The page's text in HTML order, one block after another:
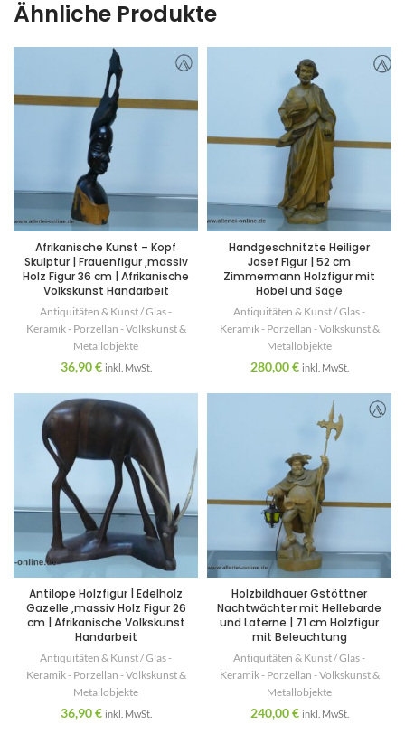
Ähnliche Produkte
Afrikanische Kunst – Kopf
Skulptur | Frauenfigur ,massiv
Holz Figur 36 cm | Afrikanische
Volkskunst Handarbeit
Antiquitäten & Kunst / Glas -
Keramik - Porzellan - Volkskunst &
Metallobjekte
36,90€ inkl. MwSt.
Handgeschnitzte Heiliger
Josef Figur | 52 cm
Zimmermann Holzfigur mit
Hobel und Säge
Antiquitäten & Kunst / Glas -
Keramik - Porzellan - Volkskunst &
Metallobjekte
280,00€ inkl. MwSt.
Antilope Holzfigur | Edelholz
Gazelle ,massiv Holz Figur 26
cm | Afrikanische Volkskunst
Handarbeit
Antiquitäten & Kunst / Glas -
Keramik - Porzellan - Volkskunst &
Metallobjekte
36,90€ inkl. MwSt.
Holzbildhauer Gstöttner
Nachtwächter mit Hellebarde
und Laterne | 71 cm Holzfigur
mit Beleuchtung
Antiquitäten & Kunst / Glas -
Keramik - Porzellan - Volkskunst &
Metallobjekte
240,00€ inkl. MwSt.